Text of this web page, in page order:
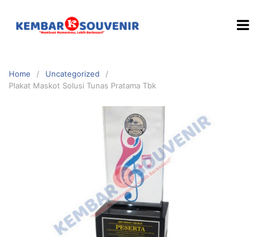
Home
Uncategorized
Plakat Maskot Solusi Tunas Pratama Tbk